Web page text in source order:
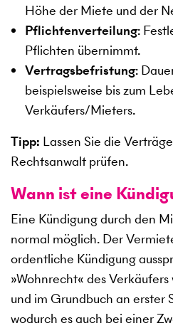
Höhe der Miete und der
Pflichtenverteilung:
Pflichten übernimmt.
Vertragsbefristung:
beispielsweise bis zum
Verkäufers/Mieters.
Tipp: Lassen Sie die
Rechtsanwalt prüfen.
Wann ist eine
Eine Kündigung durch den
normal möglich. Der
ordentliche Kündigung
»Wohnrecht« des
und im Grundbuch an erster
wodurch es auch bei einer